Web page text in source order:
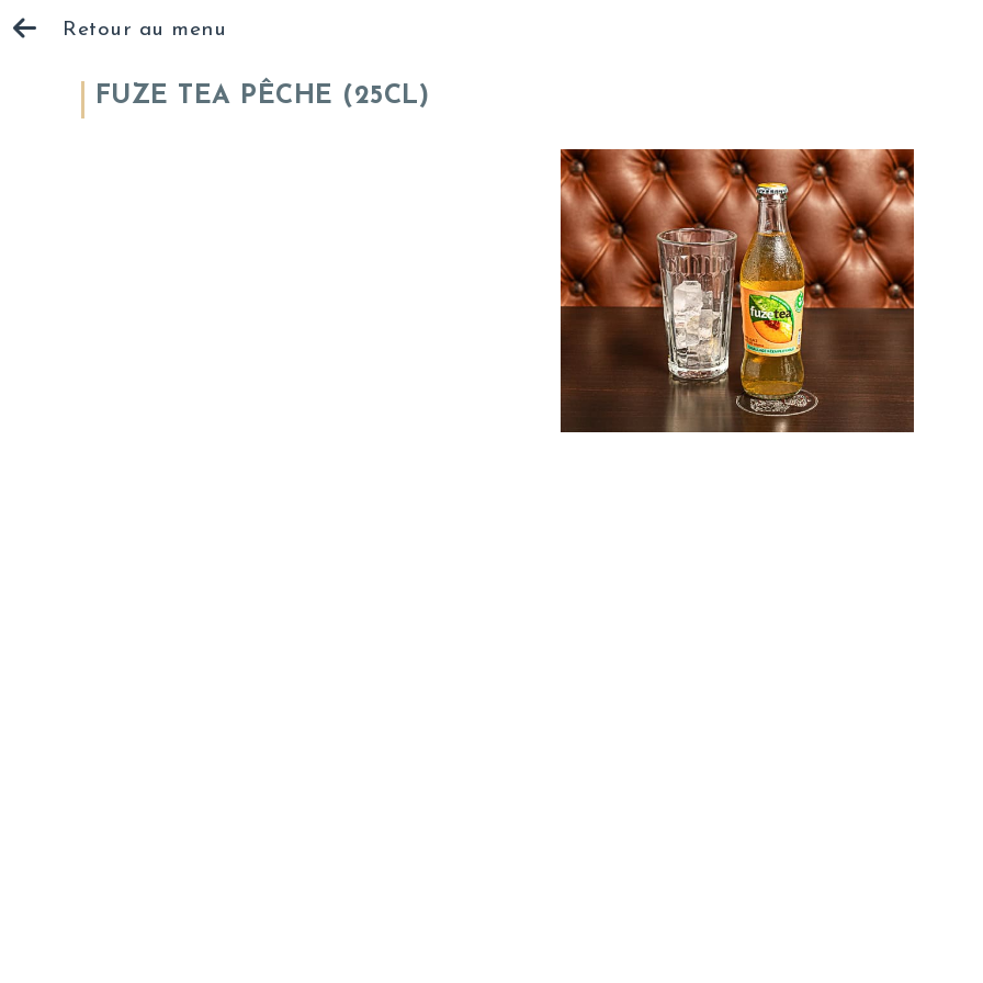
Retour au menu
FUZE TEA PÊCHE (25CL)